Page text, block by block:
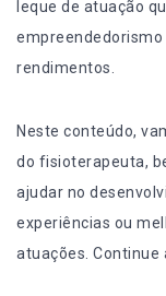
leque de atuação
rendimentos.
Neste conteúdo,
do fisioterapeuta,
ajudar no
experiências ou
atuações. Continue